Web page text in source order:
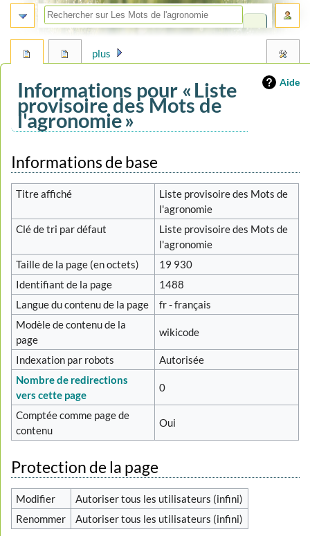
Aide
Informations pour « Liste
provisoire des Mots de
l'agronomie »
Aller
à
la
navigation
Aller
à
la
recherche
Informations de base
Titre affiché
Liste provisoire des Mots de
l'agronomie
Clé de tri par défaut
Liste provisoire des Mots de
l'agronomie
Taille de la page (en octets)
19 930
Identifiant de la page
1488
Langue du contenu de la page
fr - français
Modèle de contenu de la
page
wikicode
Indexation par robots
Autorisée
Nombre de redirections
vers cette page
0
Comptée comme page de
contenu
Oui
Protection de la page
Modifier
Autoriser tous les utilisateurs (infini)
Renommer
Autoriser tous les utilisateurs (infini)
plus